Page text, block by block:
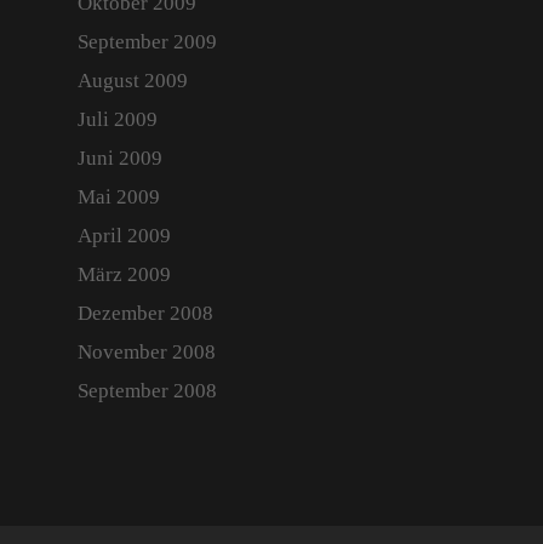
September 2009
August 2009
Juli 2009
Juni 2009
Mai 2009
April 2009
März 2009
Dezember 2008
November 2008
September 2008